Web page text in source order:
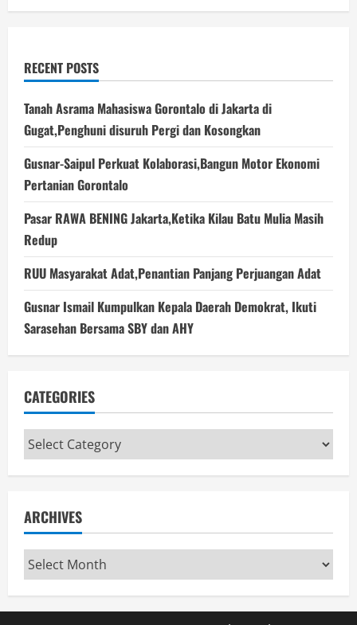
RECENT POSTS
Tanah Asrama Mahasiswa Gorontalo di Jakarta di
Gugat,Penghuni disuruh Pergi dan Kosongkan
Gusnar-Saipul Perkuat Kolaborasi,Bangun Motor Ekonomi
Pertanian Gorontalo
Pasar RAWA BENING Jakarta,Ketika Kilau Batu Mulia Masih
Redup
RUU Masyarakat Adat,Penantian Panjang Perjuangan Adat
Gusnar Ismail Kumpulkan Kepala Daerah Demokrat, Ikuti
Sarasehan Bersama SBY dan AHY
CATEGORIES
Categories
ARCHIVES
Archives